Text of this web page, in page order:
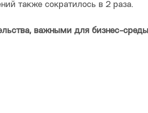
также сократилось в 2 раза.
важными для бизнес-